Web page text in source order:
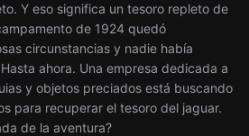
Y eso significa un tesoro repleto de
de 1924 quedó
circunstancias y nadie había
ahora. Una empresa dedicada a
y objetos preciados está buscando
para recuperar el tesoro del jaguar.
de la aventura?